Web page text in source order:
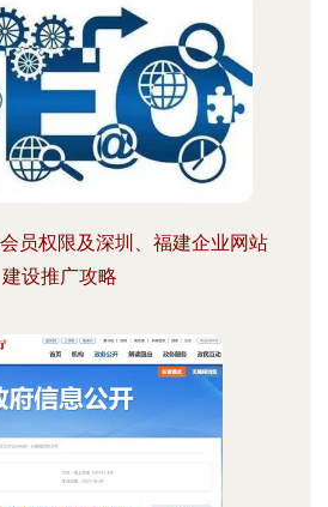
员权限及深圳、福建企业网站
建设推广攻略